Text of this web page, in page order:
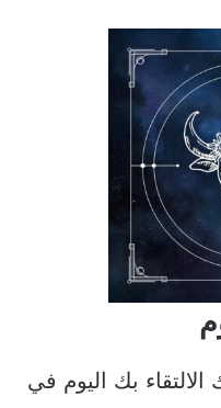
بك اليوم في